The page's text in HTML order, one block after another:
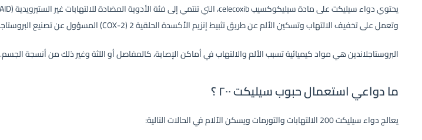
وتعمل على تخفيف الالتهاب وتسكين الألم عن طريق تثبيط إنزيم الأكسدة الحلقية 2 (COX-2) المسؤول عن تصنيع البروستاجلاندين.
البروستاجلاندين هي مواد كيميائية تسبب الألم والالتهاب في أماكن الإصابة، كالمفاصل أو اللثة وغير ذلك من أنسجة الجسم.
ما دواعي استعمال حبوب سيليكت ٢٠٠ ؟
يعالج دواء سيليكت 200 الالتهابات والتورمات ويسكن الآلام في الحالات التالية: